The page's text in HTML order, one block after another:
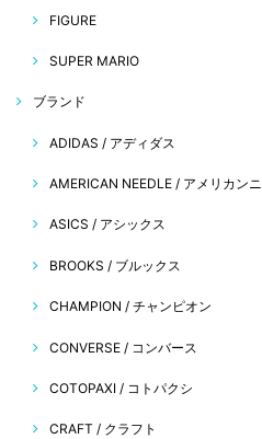
FIGURE
SUPER MARIO
ブランド
ADIDAS / アディダス
AMERICAN NEEDLE / アメリカン
ASICS / アシックス
BROOKS / ブルックス
CHAMPION / チャンピオン
CONVERSE / コンバース
COTOPAXI / コトパクシ
CRAFT / クラフト